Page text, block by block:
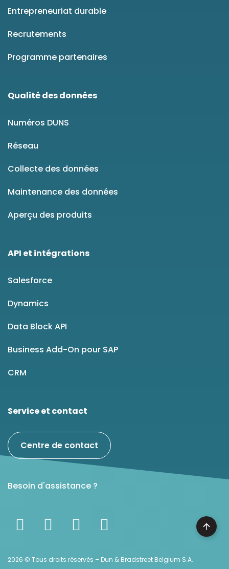
Entrepreneuriat durable
Recrutements
Programme partenaires
Qualité des données
Numéros DUNS
Réseau
Collecte des données
Maintenance des données
Aperçu des produits
API et intégrations
Salesforce
Dynamics
Data Block API
Business Add-On pour SAP
CRM
Service et contact
Centre de contact
Besoin d'assistance ?
2026 © Tous droits réservés – Dun & Bradstreet Belgium S.A.